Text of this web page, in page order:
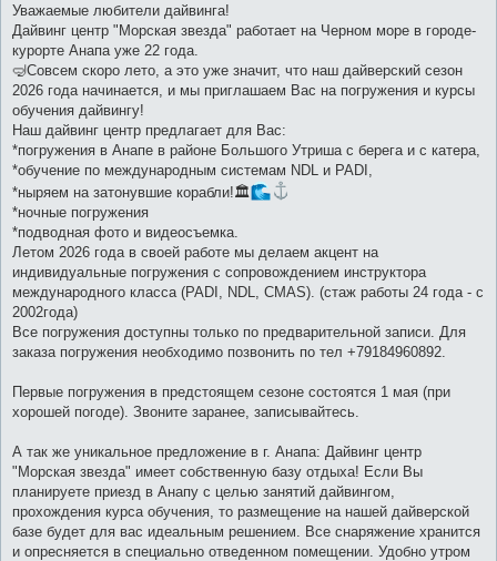
б
щ
н
и
е
Уважаемые любители дайвинга!
Дайвинг центр "Морская звезда" работает на Черном море в городе-
курорте Анапа уже 22 года.
🤿Совсем скоро лето, а это уже значит, что наш дайверский сезон
2026 года начинается, и мы приглашаем Вас на погружения и курсы
обучения дайвингу!
Наш дайвинг центр предлагает для Вас:
*погружения в Анапе в районе Большого Утриша с берега и с катера,
*обучение по международным системам NDL и PADI,
*ныряем на затонувшие корабли!🏛
*ночные погружения
*подводная фото и видеосъемка.
Летом 2026 года в своей работе мы делаем акцент на
индивидуальные погружения с сопровождением инструктора
международного класса (PADI, NDL, CMAS). (стаж работы 24 года - с
2002года)
Все погружения доступны только по предварительной записи. Для
заказа погружения необходимо позвонить по тел +79184960892.
Первые погружения в предстоящем сезоне состоятся 1 мая (при
хорошей погоде). Звоните заранее, записывайтесь.
А так же уникальное предложение в г. Анапа: Дайвинг центр
"Морская звезда" имеет собственную базу отдыха! Если Вы
планируете приезд в Анапу с целью занятий дайвингом,
прохождения курса обучения, то размещение на нашей дайверской
базе будет для вас идеальным решением. Все снаряжение хранится
и опресняется в специально отведенном помещении. Удобно утром